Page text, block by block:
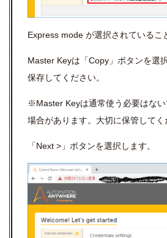
Express mode が選択されているこ
Master Keyは「Copy」ボタンを選
保存してください。
※Master Keyは通常使う必要はな
場合があります。大切に保管してく
「Next >」ボタンを選択します。